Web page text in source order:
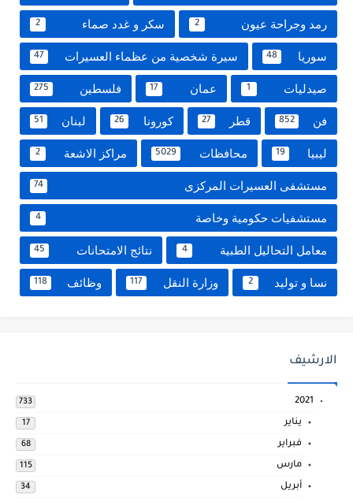
رمد وجراحة عيون 2 سكر و غدد صماء 2
سوريا 48 سيرة شخصية من عظماء العسيرات 47
صيدليات 1 عمان 17 فلسطين 275
فن 852 قطر 27 كورونا 26 لبنان 51
ليبيا 19 محافظات 5029 مراكز الاشعة 2
مستشفى العسيرات المركزى 74
مستشفيات حكومية وخاصة 4
معامل التحاليل الطبية 4 نتائج الامتحانات 45
نسا و توليد 2 وزارة النقل 117 وظائف 118
الارشيف
2021
733
يناير 17
فبراير 68
مارس 115
أبريل 34